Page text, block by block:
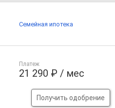
Платеж
21 290 ₽ / мес
Получить одобрение
Семейная ипотека